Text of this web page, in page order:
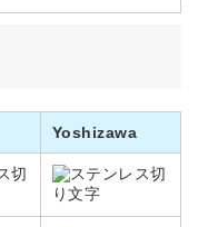
Yoshizawa